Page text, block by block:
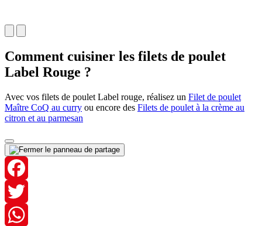
Comment cuisiner les filets de poulet
Label Rouge ?
Avec vos filets de poulet Label rouge, réalisez un Filet de poulet
Maître CoQ au curry ou encore des Filets de poulet à la crème au
citron et au parmesan
Facebook
Twitter